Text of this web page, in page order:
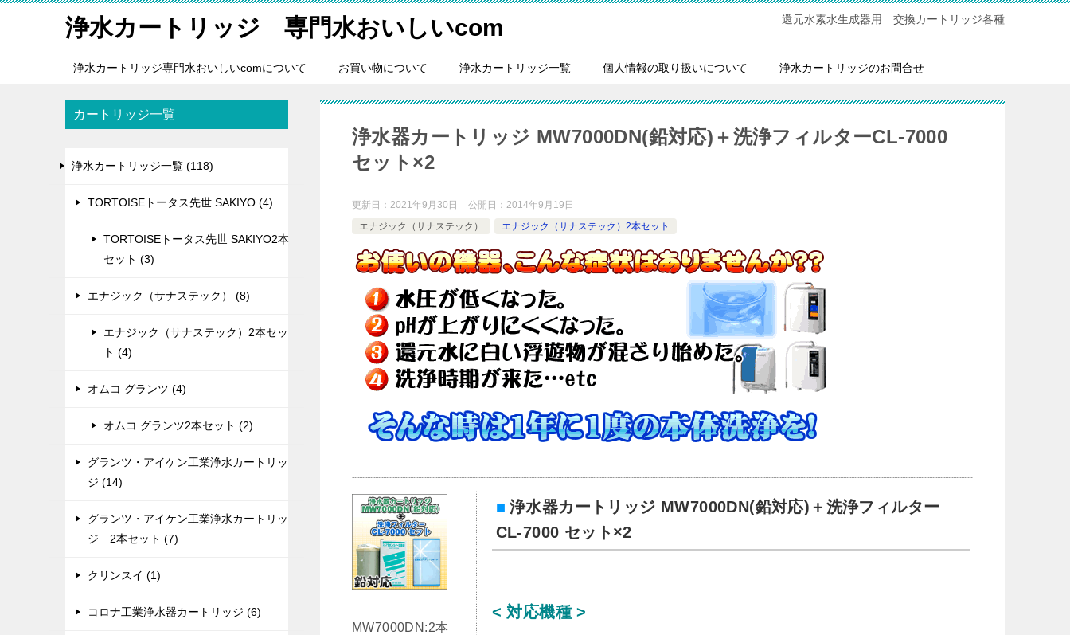
浄水カートリッジ 専門水おいしいcom 還元水素水生成器用 交換カートリッジ各種
浄水カートリッジ専門水おいしいcomについて お買い物について 浄水カートリッジ一覧 個人情報の取り扱いについて 浄水カートリッジのお問合せ
浄水器カートリッジ MW7000DN(鉛対応)＋洗浄フィルターCL-7000
セット×2
更新日： 2021年9月30日 公開日： 2014年9月19日
エナジック（サナステック）
エナジック（サナステック）2本セット
MW7000DN:2本
浄水器カートリッジ MW7000DN(鉛対応)＋洗浄フィルター
CL-7000 セット×2
< 対応機種 >
カートリッジ一覧
浄水カートリッジ一覧 (118)
TORTOISEトータス先世 SAKIYO (4)
TORTOISEトータス先世 SAKIYO2本
セット (3)
エナジック（サナステック） (8)
エナジック（サナステック）2本セッ
ト (4)
オムコ グランツ (4)
オムコ グランツ2本セット (2)
グランツ・アイケン工業浄水カートリッ
ジ (14)
グランツ・アイケン工業浄水カートリッ
ジ 2本セット (7)
クリンスイ (1)
コロナ工業浄水器カートリッジ (6)